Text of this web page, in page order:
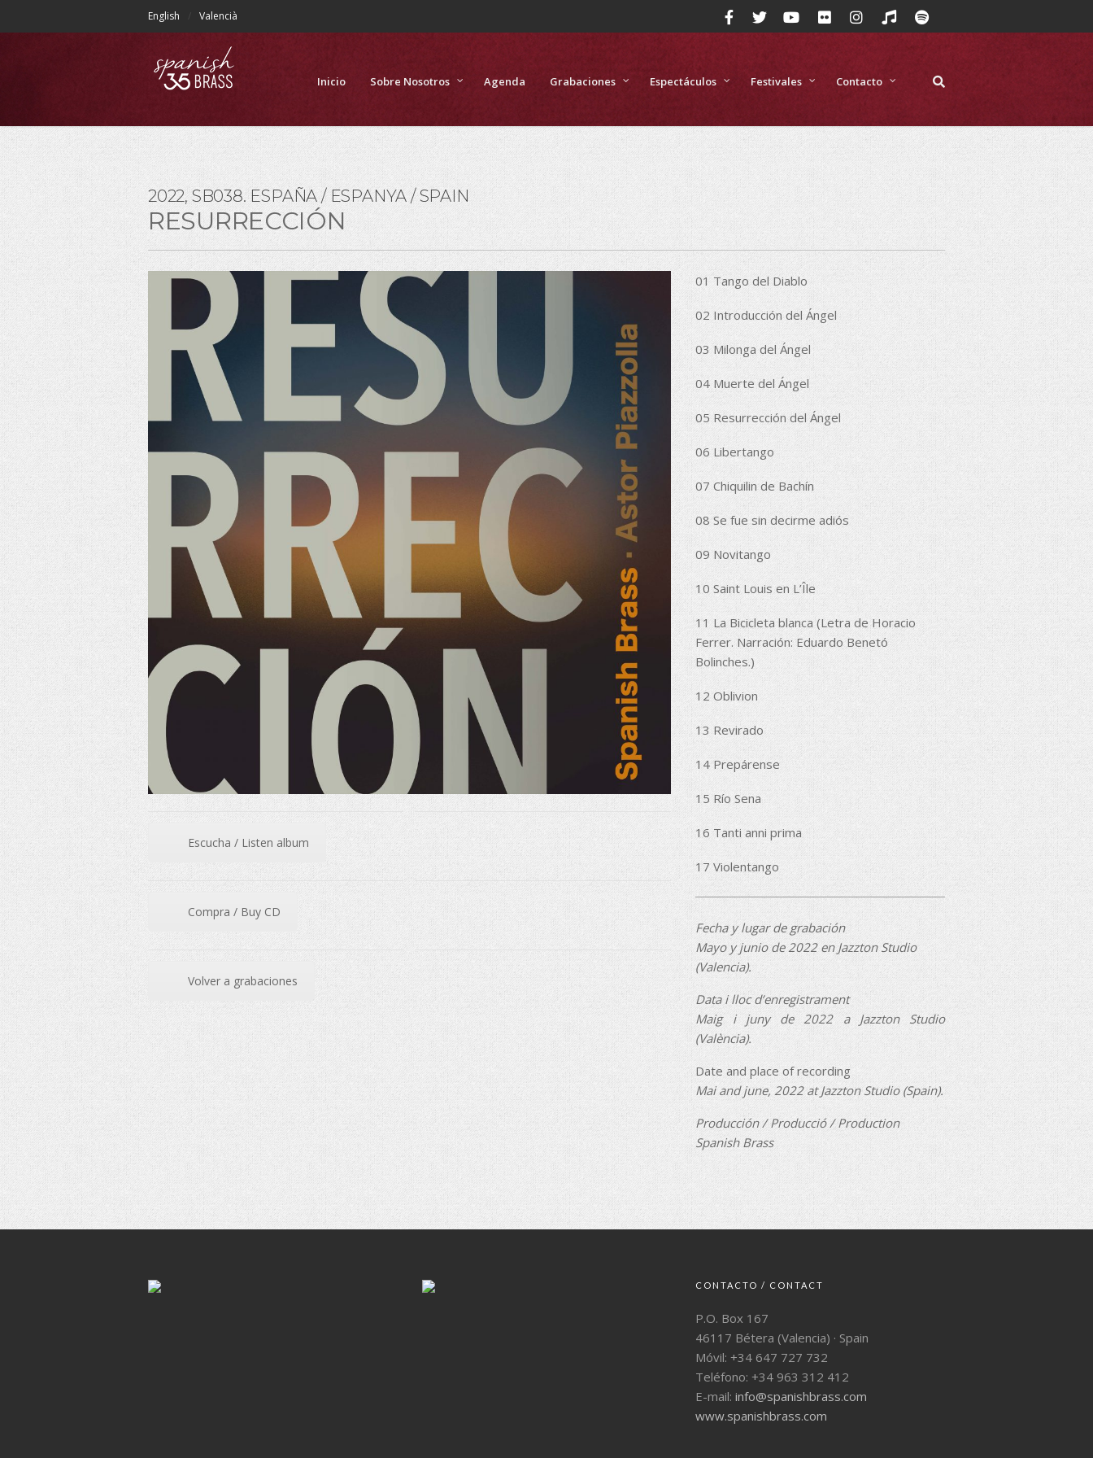
English Valencià
Inicio Sobre Nosotros Agenda Grabaciones Espectáculos Festivales Contacto
2022, SB038. ESPAÑA / ESPANYA / SPAIN
RESURRECCIÓN
Escucha / Listen album
Compra / Buy CD
Volver a grabaciones
01 Tango del Diablo
02 Introducción del Ángel
03 Milonga del Ángel
04 Muerte del Ángel
05 Resurrección del Ángel
06 Libertango
07 Chiquilin de Bachín
08 Se fue sin decirme adiós
09 Novitango
10 Saint Louis en L’Île
11 La Bicicleta blanca (Letra de Horacio
Ferrer. Narración: Eduardo Benetó
Bolinches.)
12 Oblivion
13 Revirado
14 Prepárense
15 Río Sena
16 Tanti anni prima
17 Violentango
Fecha y lugar de grabación
Mayo y junio de 2022 en Jazzton Studio
(Valencia).
Data i lloc d’enregistrament
Maig i juny de 2022 a Jazzton Studio
(València).
Date and place of recording
Mai and june, 2022 at Jazzton Studio (Spain).
Producción / Producció / Production
Spanish Brass
CONTACTO / CONTACT
P.O. Box 167
46117 Bétera (Valencia) · Spain
Móvil: +34 647 727 732
Teléfono: +34 963 312 412
E-mail:info@spanishbrass.com
www.spanishbrass.com